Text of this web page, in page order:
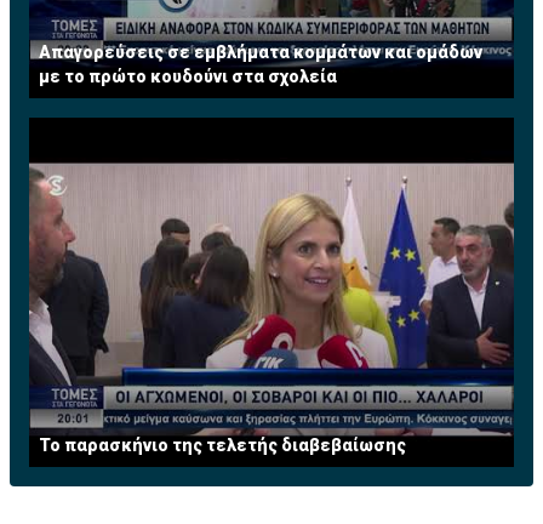
Απαγορεύσεις σε εμβλήματα κομμάτων και ομάδων
με το πρώτο κουδούνι στα σχολεία
Το παρασκήνιο της τελετής διαβεβαίωσης